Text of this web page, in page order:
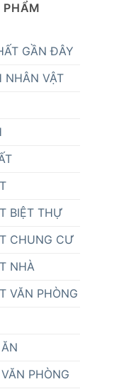
PHẨM
GẦN ĐÂY
NHÂN VẬT
BIỆT THỰ
CHUNG CƯ
NHÀ
VĂN PHÒNG
PHÒNG